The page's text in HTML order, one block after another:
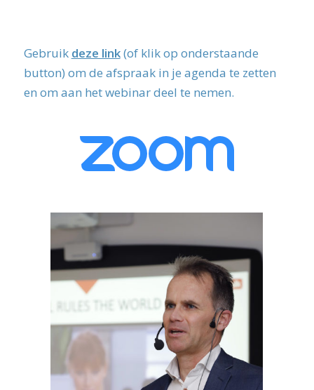
Gebruik deze link(of klik op onderstaande
button) om de afspraak in je agenda te zetten
en om aan het webinar deel te nemen.